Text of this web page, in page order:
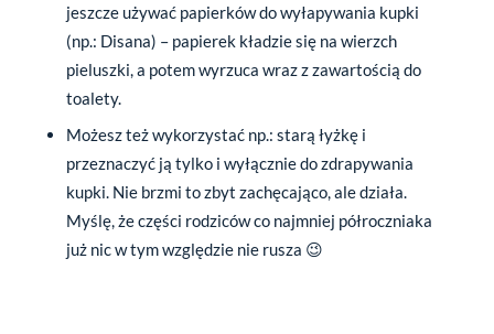
jeszcze używać papierków do wyłapywania kupki
(np.: Disana) – papierek kładzie się na wierzch
pieluszki, a potem wyrzuca wraz z zawartością do
toalety.
Możesz też wykorzystać np.: starą łyżkę i
przeznaczyć ją tylko i wyłącznie do zdrapywania
kupki. Nie brzmi to zbyt zachęcająco, ale działa.
Myślę, że części rodziców co najmniej półroczniaka
już nic w tym względzie nie rusza 😉